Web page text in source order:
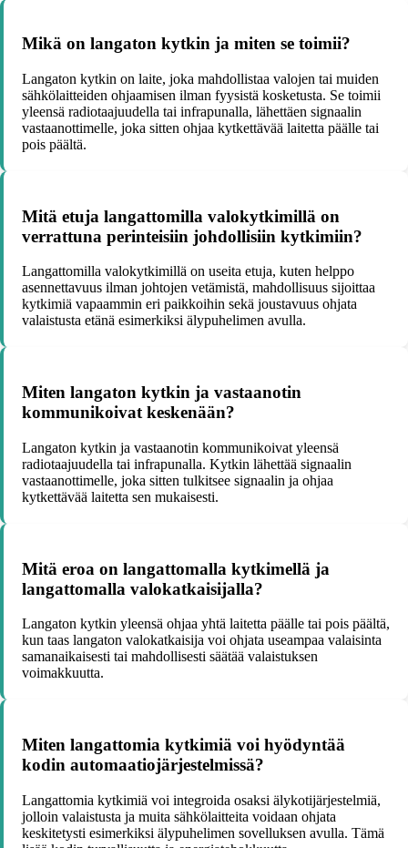
Mikä on langaton kytkin ja miten se toimii?
Langaton kytkin on laite, joka mahdollistaa valojen tai muiden
sähkölaitteiden ohjaamisen ilman fyysistä kosketusta. Se toimii
yleensä radiotaajuudella tai infrapunalla, lähettäen signaalin
vastaanottimelle, joka sitten ohjaa kytkettävää laitetta päälle tai
pois päältä.
Mitä etuja langattomilla valokytkimillä on
verrattuna perinteisiin johdollisiin kytkimiin?
Langattomilla valokytkimillä on useita etuja, kuten helppo
asennettavuus ilman johtojen vetämistä, mahdollisuus sijoittaa
kytkimiä vapaammin eri paikkoihin sekä joustavuus ohjata
valaistusta etänä esimerkiksi älypuhelimen avulla.
Miten langaton kytkin ja vastaanotin
kommunikoivat keskenään?
Langaton kytkin ja vastaanotin kommunikoivat yleensä
radiotaajuudella tai infrapunalla. Kytkin lähettää signaalin
vastaanottimelle, joka sitten tulkitsee signaalin ja ohjaa
kytkettävää laitetta sen mukaisesti.
Mitä eroa on langattomalla kytkimellä ja
langattomalla valokatkaisijalla?
Langaton kytkin yleensä ohjaa yhtä laitetta päälle tai pois päältä,
kun taas langaton valokatkaisija voi ohjata useampaa valaisinta
samanaikaisesti tai mahdollisesti säätää valaistuksen
voimakkuutta.
Miten langattomia kytkimiä voi hyödyntää
kodin automaatiojärjestelmissä?
Langattomia kytkimiä voi integroida osaksi älykotijärjestelmiä,
jolloin valaistusta ja muita sähkölaitteita voidaan ohjata
keskitetysti esimerkiksi älypuhelimen sovelluksen avulla. Tämä